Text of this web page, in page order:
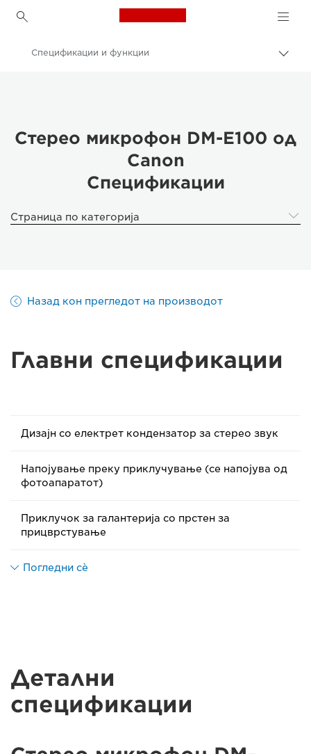
Canon Logo, back to
Спецификации и функции
Стерео микрофон DM-E100 од
Canon
Спецификации
Страница по категорија
Назад кон прегледот на производот
Главни спецификации
Дизајн со електрет кондензатор за стерео звук
Напојување преку приклучување (се напојува од
фотоапаратот)
Приклучок за галантерија со прстен за
прицврстување
Погледни сè
Детални
спецификации